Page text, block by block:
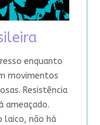
enquanto
movimentos
Resistência
ameaçado.
laico, não há